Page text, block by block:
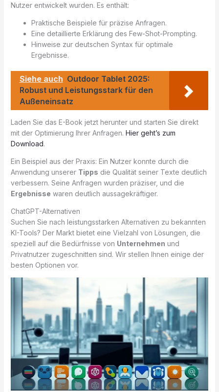
Nutzer entwickelt wurden. Es enthält:
Praktische Beispiele für präzise Anfragen.
Eine detaillierte Erklärung des Few-Shot-Prompting.
Hinweise zur deutschen Syntax für optimale
Ergebnisse.
Siehe auch Outdoor Tablet 2025:
Robust und Leistungsstark für den
Außeneinsatz
Laden Sie das E-Book jetzt herunter und starten Sie direkt
mit der Optimierung Ihrer Anfragen. Hier geht’s zum
Download.
Ein Beispiel aus der Praxis: Ein Nutzer konnte durch die
Anwendung unserer Tipps die Qualität seiner Texte deutlich
verbessern. Seine Anfragen wurden präziser, und die
Ergebnisse waren deutlich aussagekräftiger.
ChatGPT-Alternativen
Suchen Sie nach leistungsstarken Alternativen zu bekannten
KI-Tools? Der Markt bietet eine Vielzahl von Lösungen, die
speziell auf die Bedürfnisse von Unternehmen und
Privatnutzer zugeschnitten sind. Wir stellen Ihnen einige der
besten Optionen vor.